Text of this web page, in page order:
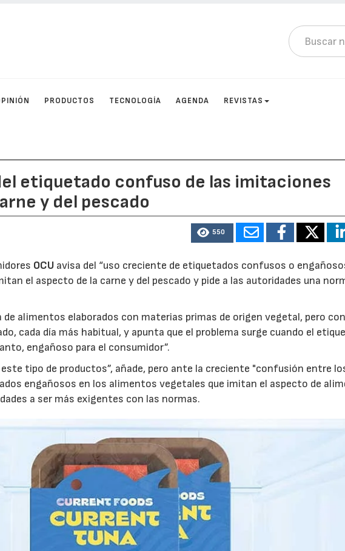
PRODUCTOS TECNOLOGÍA AGENDA REVISTAS
etiquetado confuso de las imitaciones
y del pescado
550
OCU avisa del “uso creciente de etiquetados confusos o
el aspecto de la carne y del pescado y pide a las autoridades una
de alimentos elaborados con materias primas de origen vegetal, pero
cada día más habitual, y apunta que el problema surge cuando el
engañoso para el consumidor”.
tipo de productos”, añade, pero ante la creciente "confusión entre
engañosos en los alimentos vegetales que imitan el aspecto de
a ser más exigentes con las normas.